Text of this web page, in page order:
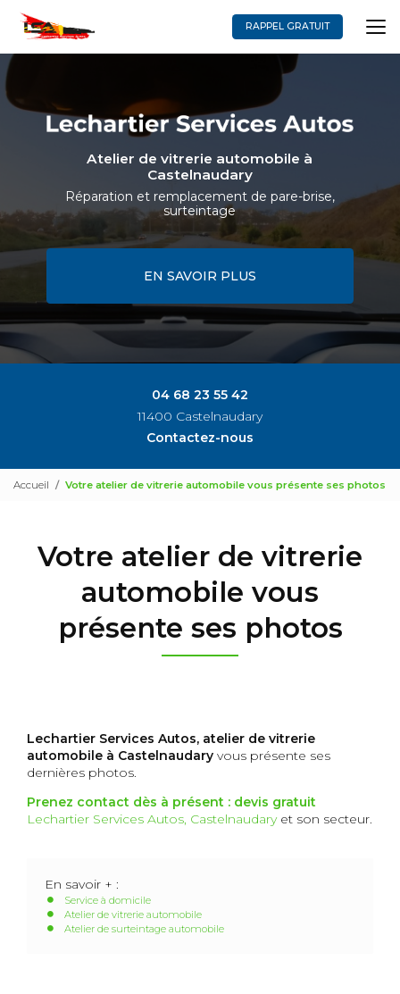
contenu
principal
RAPPEL GRATUIT
Atelier de vitrerie automobile à
Castelnaudary
Réparation et remplacement de pare-brise,
surteintage
EN SAVOIR PLUS
04 68 23 55 42
11400 Castelnaudary
Contactez-nous
Accueil Votre atelier de vitrerie automobile vous présente ses photos
Votre atelier de vitrerie
automobile vous
présente ses photos
Lechartier Services Autos, atelier de vitrerie
automobile à Castelnaudary vous présente ses
dernières photos.
Prenez contact dès à présent : devis gratuit
Lechartier Services Autos, Castelnaudaryet son secteur.
En savoir + :
Service à domicile
Atelier de vitrerie automobile
Atelier de surteintage automobile